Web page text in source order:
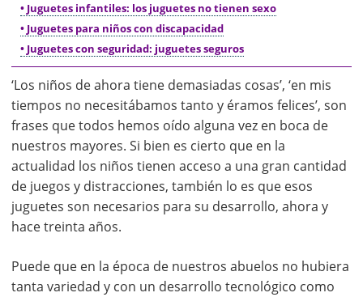
• Juguetes infantiles: los juguetes no tienen sexo
• Juguetes para niños con discapacidad
• Juguetes con seguridad: juguetes seguros
‘Los niños de ahora tiene demasiadas cosas’, ‘en mis
tiempos no necesitábamos tanto y éramos felices’, son
frases que todos hemos oído alguna vez en boca de
nuestros mayores. Si bien es cierto que en la
actualidad los niños tienen acceso a una gran cantidad
de juegos y distracciones, también lo es que esos
juguetes son necesarios para su desarrollo, ahora y
hace treinta años.
Puede que en la época de nuestros abuelos no hubiera
tanta variedad y con un desarrollo tecnológico como